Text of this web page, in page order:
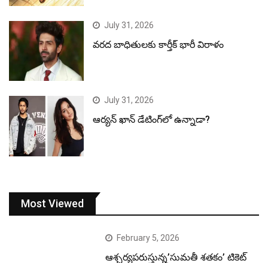
July 31, 2026
వరద బాధితులకు కార్తీక్ భారీ విరాళం
July 31, 2026
ఆర్యన్ ఖాన్ డేటింగ్‌లో ఉన్నాడా?
Most Viewed
February 5, 2026
ఆశ్చర్యపరుస్తున్న’సుమతీ శతకం’ టికెట్